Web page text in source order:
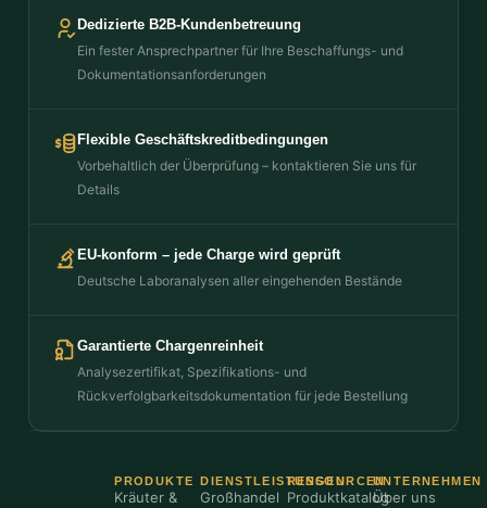
Dedizierte B2B-Kundenbetreuung
Ein fester Ansprechpartner für Ihre Beschaffungs- und
Dokumentationsanforderungen
Flexible Geschäftskreditbedingungen
Vorbehaltlich der Überprüfung – kontaktieren Sie uns für
Details
EU-konform – jede Charge wird geprüft
Deutsche Laboranalysen aller eingehenden Bestände
Garantierte Chargenreinheit
Analysezertifikat, Spezifikations- und
Rückverfolgbarkeitsdokumentation für jede Bestellung
PRODUKTE
Kräuter &
DIENSTLEISTUNGEN
Großhandel
RESSOURCEN
Produktkatalog
UNTERNEHMEN
Über uns